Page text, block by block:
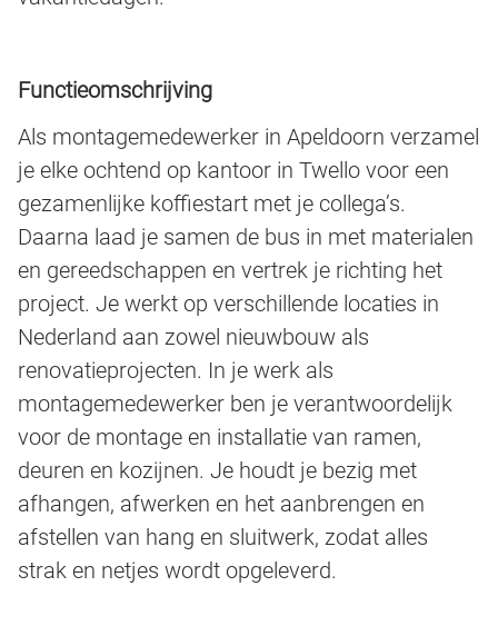
Functieomschrijving
Als montagemedewerker in Apeldoorn verzamel
je elke ochtend op kantoor in Twello voor een
gezamenlijke koffiestart met je collega’s.
Daarna laad je samen de bus in met materialen
en gereedschappen en vertrek je richting het
project. Je werkt op verschillende locaties in
Nederland aan zowel nieuwbouw als
renovatieprojecten. In je werk als
montagemedewerker ben je verantwoordelijk
voor de montage en installatie van ramen,
deuren en kozijnen. Je houdt je bezig met
afhangen, afwerken en het aanbrengen en
afstellen van hang en sluitwerk, zodat alles
strak en netjes wordt opgeleverd.